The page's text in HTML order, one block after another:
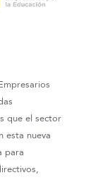
que el sector
esta nueva
para